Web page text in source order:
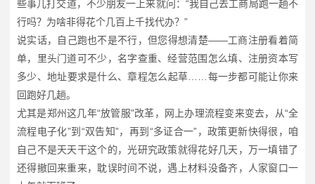
些事儿打交道，不少朋友一上来就问：“我自己去工商局跑一趟不
行吗？为啥非得花个几百上千找代办？”
说实话，自己跑也不是不行，但您得想清楚——工商注册看着简
单，里头门道可不少，名字查重、经营范围怎么填、注册资本写
多少、地址要求是什么、章程怎么起草……每一步都可能让你来
回跑好几趟。
尤其是郑州这几年“放管服”改革，网上办理流程变来变去，从“全
流程电子化”到“双告知”，再到“多证合一”，政策更新快得很，咱
自己不是天天干这个的，光研究政策就得花好几天，万一填错了
还得撤回来重来，耽误时间不说，遇上材料没备齐，人家窗口一